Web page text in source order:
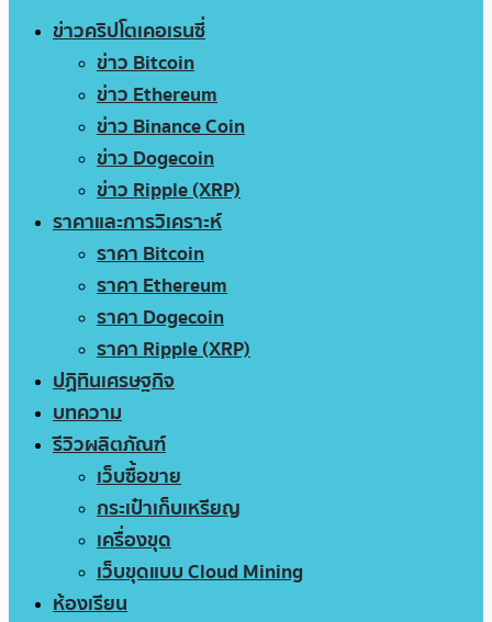
ข่าวคริปโตเคอเรนซี่
ข่าว Bitcoin
ข่าว Ethereum
ข่าว Binance Coin
ข่าว Dogecoin
ข่าว Ripple (XRP)
ราคาและการวิเคราะห์
ราคา Bitcoin
ราคา Ethereum
ราคา Dogecoin
ราคา Ripple (XRP)
ปฏิทินเศรษฐกิจ
บทความ
รีวิวผลิตภัณฑ์
เว็บซื้อขาย
กระเป๋าเก็บเหรียญ
เครื่องขุด
เว็บขุดแบบ Cloud Mining
ห้องเรียน